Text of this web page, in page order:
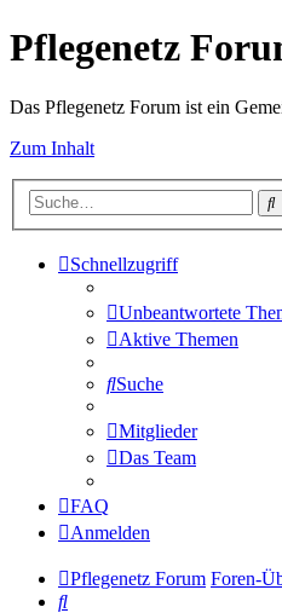
Pflegenetz
Das Pflegenetz Forum ist ein
Zum Inhalt
Schnellzugriff
Unbeantwortete
Aktive Themen
Suche
Mitglieder
Das Team
FAQ
Anmelden
Pflegenetz Forum Foren-
Suche